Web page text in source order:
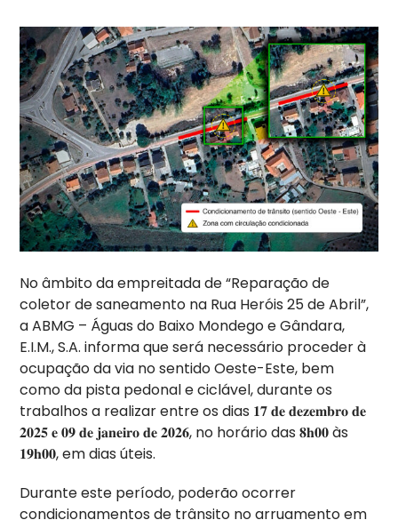
No âmbito da empreitada de “Reparação de
coletor de saneamento na Rua Heróis 25 de Abril”,
a ABMG – Águas do Baixo Mondego e Gândara,
E.I.M., S.A. informa que será necessário proceder à
ocupação da via no sentido Oeste-Este, bem
como da pista pedonal e ciclável, durante os
trabalhos a realizar entre os dias 𝟏𝟕 𝐝𝐞 𝐝𝐞𝐳𝐞𝐦𝐛𝐫𝐨 𝐝𝐞
𝟐𝟎𝟐𝟓 𝐞 𝟎𝟗 𝐝𝐞 𝐣𝐚𝐧𝐞𝐢𝐫𝐨 𝐝𝐞 𝟐𝟎𝟐𝟔, no horário das 𝟖𝐡𝟎𝟎 às
𝟏𝟗𝐡𝟎𝟎, em dias úteis.
Durante este período, poderão ocorrer
condicionamentos de trânsito no arruamento em